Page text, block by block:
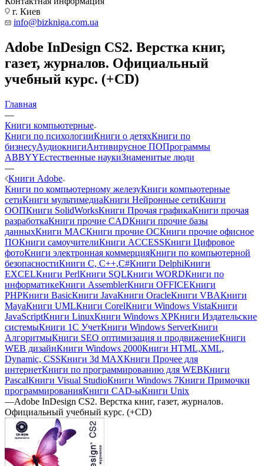
г. Киев
info@bizkniga.com.ua
Adobe InDesign CS2. Верстка книг,
газет, журналов. Официальный
учебный курс. (+CD)
Главная
—
Книги компьютерные
Книги по психологииКниги о детяхКниги по
бизнесуАудиокнигиАнтивирусное ПОПрограммы
ABBYYЕстественные наукиЗнаменитые люди
—
Книги Adobe
Книги по компьютерному железуКниги компьютерные
сетиКниги мультимедиаКниги Нейронные сетиКниги
ООПКниги SolidWorksКниги Прочая графикаКниги прочая
разработкаКниги прочие CADКниги прочие базы
данныхКниги MACКниги прочие ОСКниги прочие офисное
ПОКниги самоучителиКниги ACCESSКниги Цифровое
фотоКниги электронная коммерцияКниги по компьютерной
безопасностиКниги C, C++,С#Книги DelphiКниги
EXCELКниги PerlКниги SQLКниги WORDКниги по
информатикеКниги AssemblerКниги OFFICEКниги
PHPКниги BasicКниги JavaКниги OracleКниги VBAКниги
MayaКниги UMLКниги CorelКниги Windows VistaКниги
JavaScriptКниги LinuxКниги Windows XPКниги Издательские
системыКниги 1C УчетКниги Windows ServerКниги
АлгоритмыКниги SEO оптимизация и продвижениеКниги
WEB дизайнКниги Windows 2000Книги HTML,XML,
Dynamic, CSSКниги 3d MAXКниги Прочее для
интернетКниги по программированию для WEBКниги
PascalКниги Visual StudioКниги Windows 7Книги Примочки
программированияКниги CAD-ыКниги Unix
—Adobe InDesign CS2. Верстка книг, газет, журналов.
Официальный учебный курс. (+CD)